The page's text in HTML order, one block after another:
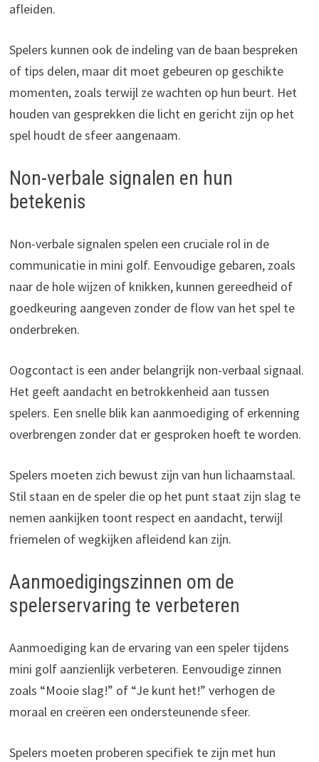
afleiden.
Spelers kunnen ook de indeling van de baan bespreken
of tips delen, maar dit moet gebeuren op geschikte
momenten, zoals terwijl ze wachten op hun beurt. Het
houden van gesprekken die licht en gericht zijn op het
spel houdt de sfeer aangenaam.
Non-verbale signalen en hun
betekenis
Non-verbale signalen spelen een cruciale rol in de
communicatie in mini golf. Eenvoudige gebaren, zoals
naar de hole wijzen of knikken, kunnen gereedheid of
goedkeuring aangeven zonder de flow van het spel te
onderbreken.
Oogcontact is een ander belangrijk non-verbaal signaal.
Het geeft aandacht en betrokkenheid aan tussen
spelers. Een snelle blik kan aanmoediging of erkenning
overbrengen zonder dat er gesproken hoeft te worden.
Spelers moeten zich bewust zijn van hun lichaamstaal.
Stil staan en de speler die op het punt staat zijn slag te
nemen aankijken toont respect en aandacht, terwijl
friemelen of wegkijken afleidend kan zijn.
Aanmoedigingszinnen om de
spelerservaring te verbeteren
Aanmoediging kan de ervaring van een speler tijdens
mini golf aanzienlijk verbeteren. Eenvoudige zinnen
zoals “Mooie slag!” of “Je kunt het!” verhogen de
moraal en creëren een ondersteunende sfeer.
Spelers moeten proberen specifiek te zijn met hun